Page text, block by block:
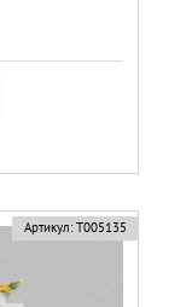
Артикул: Т005135